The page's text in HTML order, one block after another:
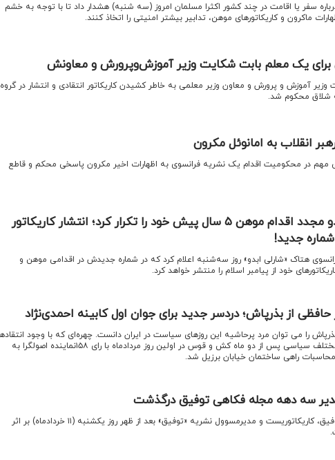
سفر یا اقامت در چند کشور اکثرا مسلمان امروز (سه شنبه) هشدار داد تا با توجه به خشم
ماکرون و کاریکاتورهای موهن، تدابیر بیشتر امنیتی را اتخاذ کنند.
وزیر آموزش و پرورش و معاون وزیر معلمی به خاطر کشیدن کاریکاتور انتقادی و انتشار در گروه
انقلاب به امانوئل مکرون
مهم در محکومیت اقدام یک نشریه فرانسوی به اظهارات اخیر مکرون پاسخی محکم و قاطع
مجله شارلی ابدو مجدد اقدام موهن ۵ سال پیش خود را تکرار کرد؛ انتشار کاریکاتور
شماره جدید!
هتاک «شارلی ابدو» روز سه‌شنبه اعلام کرد که در شماره جدیدش در اقدامی موهن و
خود از پیامبر اسلام را منتشر خواهد کرد.
از بذرپاش؛ دردسر جدید برای جوان اول کابینه احمدی‌نژاد
را می توان مرد پرحاشیه این روزهای سیاست در ایران دانست. چهره‌ای که با وجود
گسترده جریان‌های مختلف سیاسی پس از دو ماه کش و قوس در اولین روز مردادماه با رای ۱۵۸نماینده اصولگرا به
راهی ساختمان خیابان برزیل شد.
سه دهه مجله فکاهی توفیق درگذشت
اقتصادنیوز: حسن توفیق، کاریکاتوریست و مدیرمسوول نشریه «توفیق» بعد از ظهر روز یکشنبه (۱۱ خردادماه) بر اثر